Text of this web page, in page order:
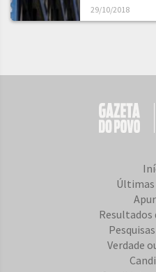
29/10/2018
Resultados
Verdade